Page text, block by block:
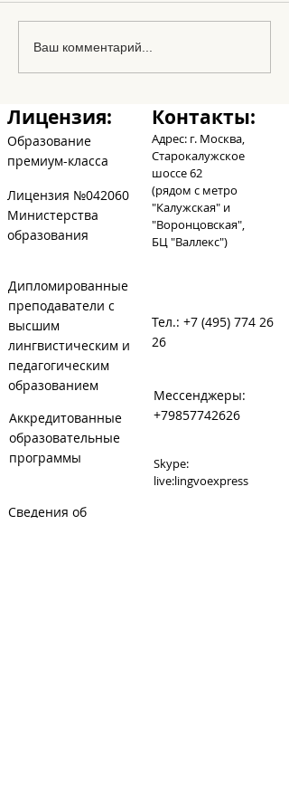
Ваш комментарий...
Лицензия:
Образование
премиум-класса
Лицензия №042060
Министерства
образования
Контакты:
Адрес: г. Москва,
Старокалужское
шоссе 62
(рядом с метро
"Калужская" и
"Воронцовская",
БЦ"Валлекс")
Дипломированные
преподаватели с
высшим
лингвистическим и
педагогическим
образованием
Аккредитованные
образовательные
программы
Тел.: +7 (495) 774 26
26
Мессенджеры:
+79857742626
Skype:
live:lingvoexpress
Сведения об